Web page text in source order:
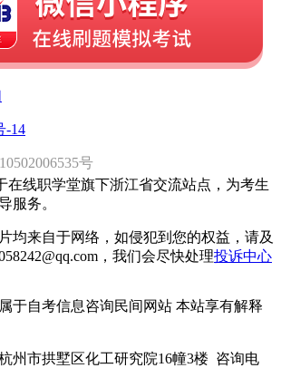
-14
号
在线职学堂旗下浙江省交流站点，为考生
服务。
均来自于网络，如侵犯到您的权益，请及
，我们会尽快处理投诉中心
于自考信息咨询民间网站 本站享有解释
州市拱墅区化工研究院16幢3楼 咨询电